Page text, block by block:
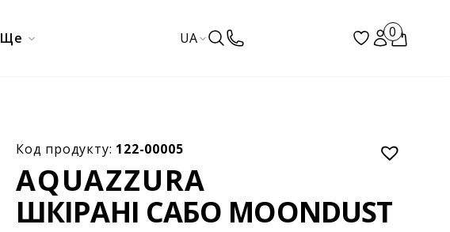
Ще UA 0
AQUAZZURA
Код продукту: 122-00005
ШКІРАНІ САБО MOONDUST